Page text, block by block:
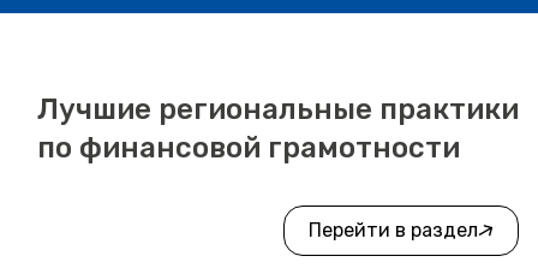
Лучшие региональные практики
по финансовой грамотности
Перейти в раздел